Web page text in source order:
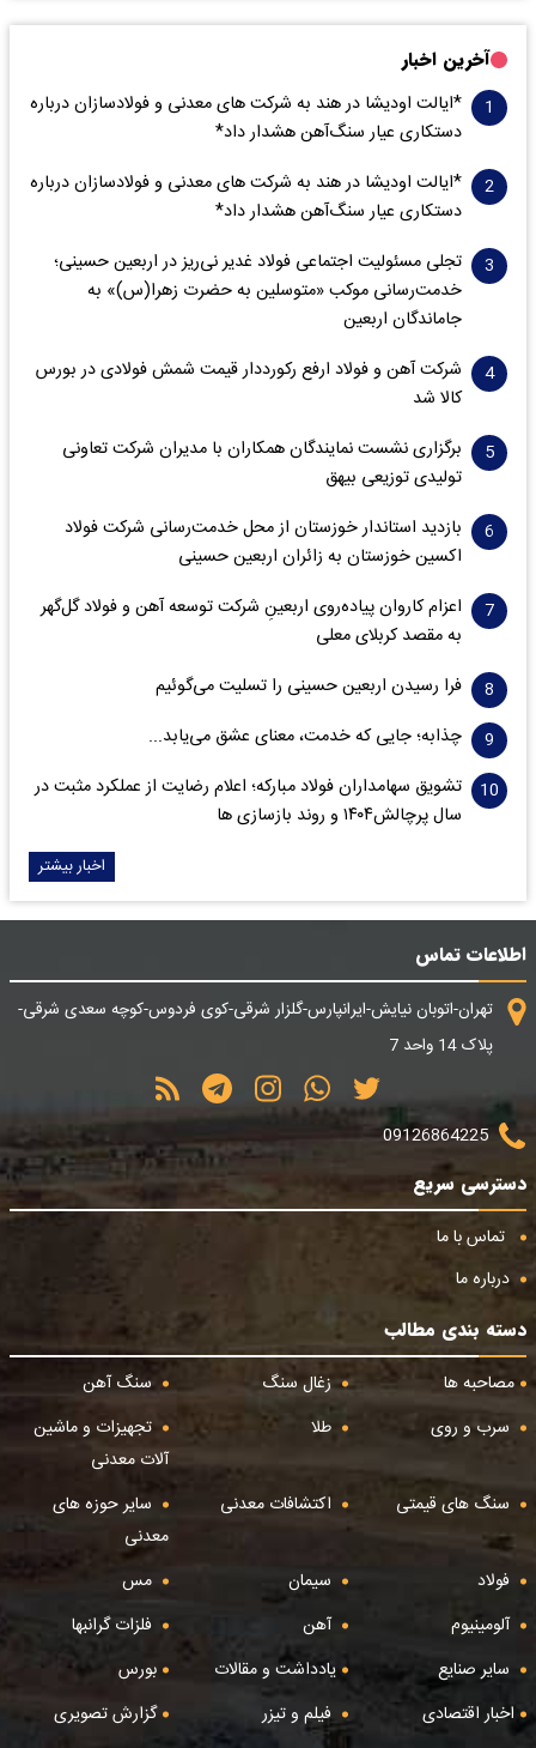
آخرین اخبار
*ایالت اودیشا در هند به شرکت های معدنی و فولادسازان درباره
دستکاری عیار سنگ‌آهن هشدار داد*
*ایالت اودیشا در هند به شرکت های معدنی و فولادسازان درباره
دستکاری عیار سنگ‌آهن هشدار داد*
تجلی مسئولیت اجتماعی فولاد غدیر نی‌ریز در اربعین حسینی؛
خدمت‌رسانی موکب «متوسلین به حضرت زهرا(س)» به
جاماندگان اربعین
شرکت آهن و فولاد ارفع رکورددار قیمت شمش فولادی در بورس
کالا شد
برگزاری نشست نمایندگان همکاران با مدیران شرکت تعاونی
تولیدی توزیعی بیهق
بازدید استاندار خوزستان از محل خدمت‌رسانی شرکت فولاد
اکسین خوزستان به زائران اربعین حسینی
اعزام کاروان پیاده‌روی اربعینِ شرکت توسعه آهن و فولاد گل‌گهر
به مقصد کربلای معلی
فرا رسیدن اربعین حسینی را تسلیت می‌گوئیم
چذابه؛ جایی که خدمت، معنای عشق می‌یابد...
تشویق سهامداران فولاد مبارکه؛ اعلام رضایت از عملکرد مثبت در
سال پرچالش۱۴۰۴ و روند بازسازی ها
اخبار بیشتر
اطلاعات تماس
تهران-اتوبان نیایش-ایرانپارس-گلزار شرقی-کوی فردوس-کوچه سعدی شرقی-
پلاک 14 واحد 7
09126864225
دسترسی سریع
تماس با ما
درباره ما
دسته بندی مطالب
مصاحبه ها
زغال سنگ
سنگ آهن
سرب و روی
طلا
تجهیزات و ماشین
آلات معدنی
سنگ های قیمتی
اکتشافات معدنی
سایر حوزه های
معدنی
فولاد
سیمان
مس
آلومینیوم
آهن
فلزات گرانبها
سایر صنایع
یادداشت و مقالات
بورس
اخبار اقتصادی
فیلم و تیزر
گزارش تصویری